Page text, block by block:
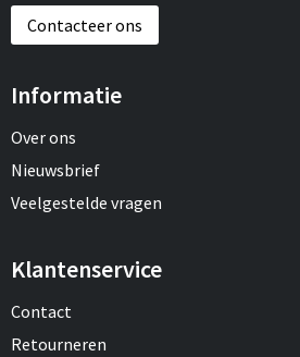
Contacteer ons
Informatie
Over ons
Nieuwsbrief
Veelgestelde vragen
Klantenservice
Contact
Retourneren